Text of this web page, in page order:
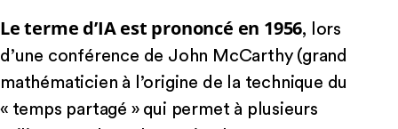
Le terme d’IA est prononcé en 1956, lors
d’une conférence de John McCarthy (grand
mathématicien à l’origine de la technique du
« temps partagé » qui permet à plusieurs